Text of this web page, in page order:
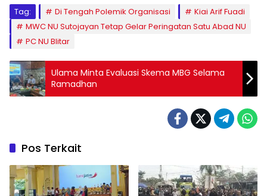
Tag: Di Tengah Polemik Organisasi
Kiai Arif Fuadi
MWC NU Sutojayan Tetap Gelar Peringatan Satu Abad NU
PC NU Blitar
Ulama Minta Evaluasi Skema MBG Selama
Ramadhan
Pos Terkait